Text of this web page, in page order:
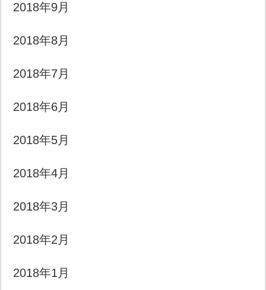
2018年9月
2018年8月
2018年7月
2018年6月
2018年5月
2018年4月
2018年3月
2018年2月
2018年1月